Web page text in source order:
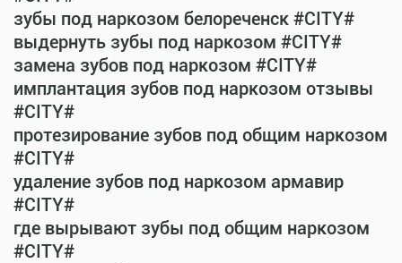
зубы под наркозом белореченск #CITY#
выдернуть зубы под наркозом #CITY#
замена зубов под наркозом #CITY#
имплантация зубов под наркозом отзывы
#CITY#
протезирование зубов под общим наркозом
#CITY#
удаление зубов под наркозом армавир
#CITY#
где вырывают зубы под общим наркозом
#CITY#